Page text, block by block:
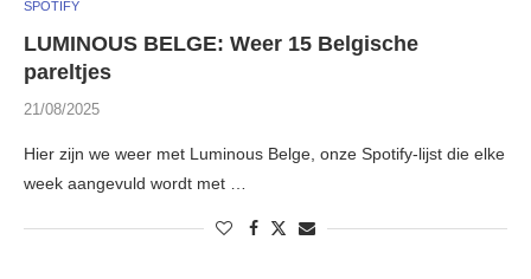
SPOTIFY
LUMINOUS BELGE: Weer 15 Belgische
pareltjes
21/08/2025
Hier zijn we weer met Luminous Belge, onze Spotify-lijst die elke
week aangevuld wordt met …